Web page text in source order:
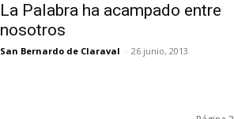
La Palabra ha acampado entre
nosotros
San Bernardo de Claraval - 26 junio, 2013